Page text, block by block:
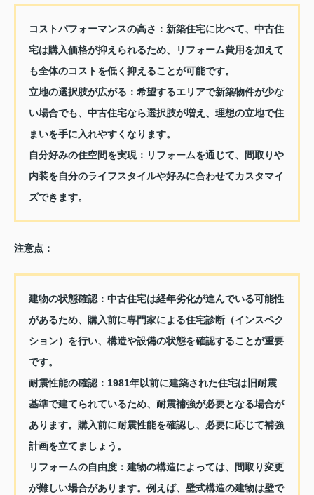
コストパフォーマンスの高さ： 新築住宅に比べて、中古住
宅は購入価格が抑えられるため、リフォーム費用を加えて
も全体のコストを低く抑えることが可能です。
立地の選択肢が広がる： 希望するエリアで新築物件が少な
い場合でも、中古住宅なら選択肢が増え、理想の立地で住
まいを手に入れやすくなります。
自分好みの住空間を実現： リフォームを通じて、間取りや
内装を自分のライフスタイルや好みに合わせてカスタマイ
ズできます。
注意点：
建物の状態確認： 中古住宅は経年劣化が進んでいる可能性
があるため、購入前に専門家による住宅診断（インスペク
ション）を行い、構造や設備の状態を確認することが重要
です。
耐震性能の確認： 1981年以前に建築された住宅は旧耐震
基準で建てられているため、耐震補強が必要となる場合が
あります。購入前に耐震性能を確認し、必要に応じて補強
計画を立てましょう。
リフォームの自由度： 建物の構造によっては、間取り変更
が難しい場合があります。例えば、壁式構造の建物は壁で